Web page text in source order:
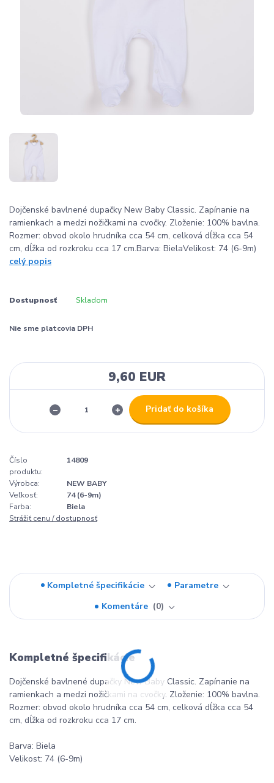
Dojčenské bavlnené dupačky New Baby Classic. Zapínanie na
ramienkach a medzi nožičkami na cvočky. Zloženie: 100% bavlna.
Rozmer: obvod okolo hrudníka cca 54 cm, celková dĺžka cca 54
cm, dĺžka od rozkroku cca 17 cm.Barva: BielaVelikost: 74 (6-9m)
celý popis
Dostupnosť Skladom
Nie sme platcovia DPH
9,60 EUR
Pridať do košíka
Číslo
produktu:
14809
Výrobca:
NEW BABY
Veľkosť:
74 (6-9m)
Farba:
Biela
Strážiť cenu / dostupnosť
Kompletné špecifikácie
Parametre
Komentáre
0
Kompletné špecifikácie
Dojčenské bavlnené dupačky New Baby Classic. Zapínanie na
ramienkach a medzi nožičkami na cvočky. Zloženie: 100% bavlna.
Rozmer: obvod okolo hrudníka cca 54 cm, celková dĺžka cca 54
cm, dĺžka od rozkroku cca 17 cm.
Barva: Biela
Velikost: 74 (6-9m)